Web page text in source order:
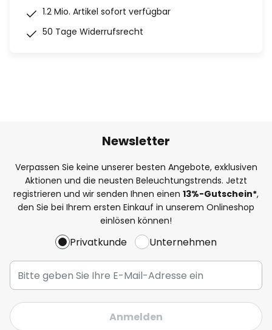
1.2 Mio. Artikel sofort verfügbar
50 Tage Widerrufsrecht
Newsletter
Verpassen Sie keine unserer besten Angebote, exklusiven
Aktionen und die neusten Beleuchtungstrends. Jetzt
registrieren und wir senden Ihnen einen 13%-Gutschein*,
den Sie bei Ihrem ersten Einkauf in unserem Onlineshop
einlösen können!
Privatkunde Unternehmen
Anmelden